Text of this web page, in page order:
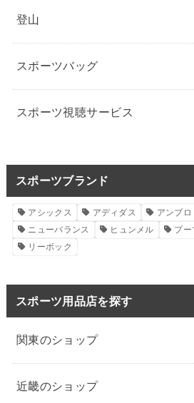
登山
スポーツバッグ
スポーツ視聴サービス
スポーツブランド
アシックス アディダス アンブロ
ニューバランス
ヒュンメル プー
リーボック
スポーツ用品店を探す
関東のショップ
近畿のショップ